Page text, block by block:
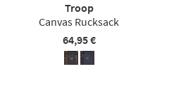
Troop
Canvas Rucksack
64,95 €